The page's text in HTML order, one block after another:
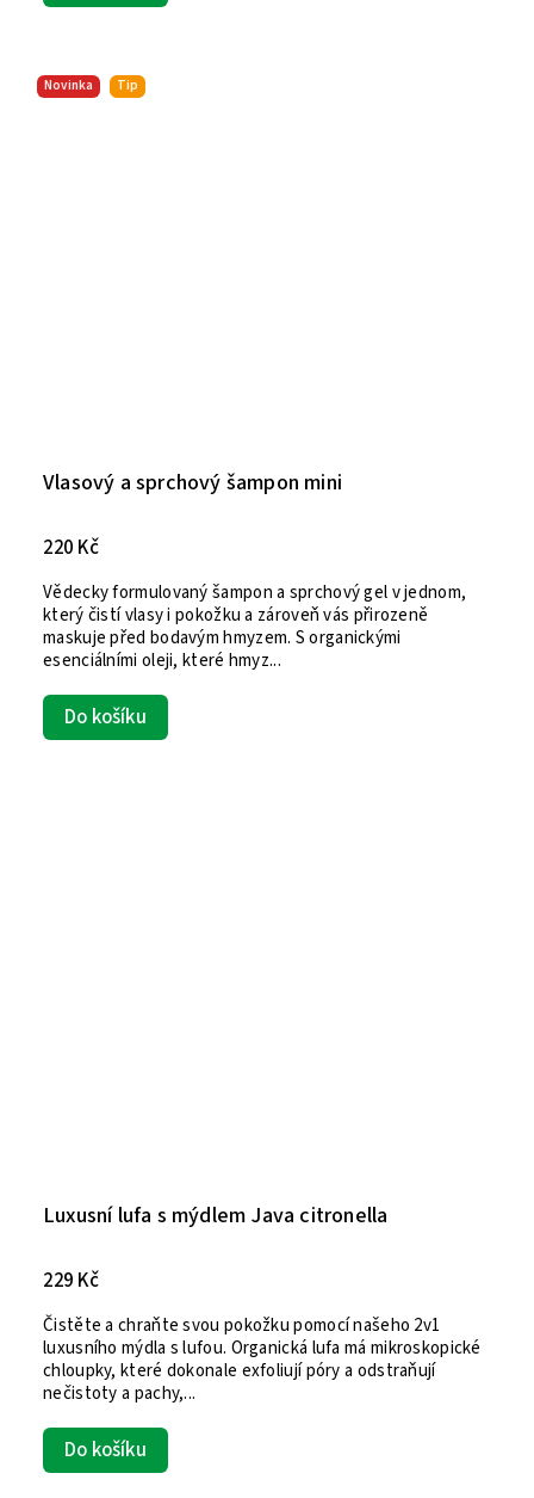
Novinka Tip
Vlasový a sprchový šampon mini
220 Kč
Do košíku
Vědecky formulovaný šampon a sprchový gel v jednom,
který čistí vlasy i pokožku a zároveň vás přirozeně
maskuje před bodavým hmyzem. S organickými
esenciálními oleji, které hmyz...
Luxusní lufa s mýdlem Java citronella
229 Kč
Do košíku
Čistěte a chraňte svou pokožku pomocí našeho 2v1
luxusního mýdla s lufou. Organická lufa má mikroskopické
chloupky, které dokonale exfoliují póry a odstraňují
nečistoty a pachy,...